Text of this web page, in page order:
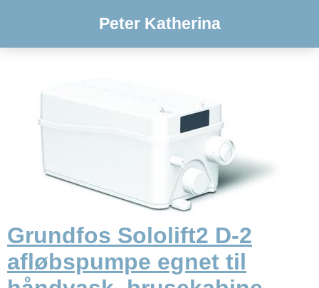
Peter Katherina
Grundfos Sololift2 D-2
afløbspumpe egnet til